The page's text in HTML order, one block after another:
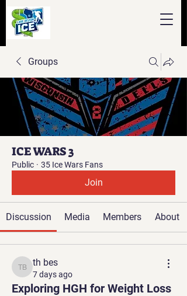
Groups
ICE WARS 3
Public · 35 Ice Wars Fans
Join
Discussion Media Members About
th bes
th bes
7 days ago
Exploring HGH for Weight Loss